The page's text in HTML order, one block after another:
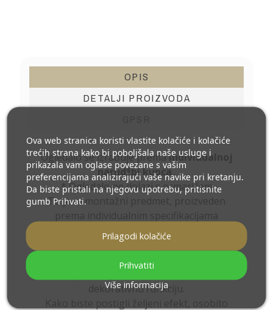
OPIS
DETALJI PROIZVODA
Ogledalo se izrađuje premaindividualnoj
narudžbi kupca.
* Ogledalo ne dolazi s ormarićem
To je nemontažni predmet, proizveden
Potrošača
Ovi proizvodi ne podliježu povratu ili
zamjeni.
dekorativnu funkciju.
Ova web stranica koristi vlastite kolačiće i kolačiće
trećih strana kako bi poboljšala naše usluge i
prikazala vam oglase povezane s vašim
preferencijama analizirajući vaše navike pri kretanju.
Da biste pristali na njegovu upotrebu, pritisnite
gumb Prihvati.
Više informacija
Prilagodi kolačiće
Prihvatiti